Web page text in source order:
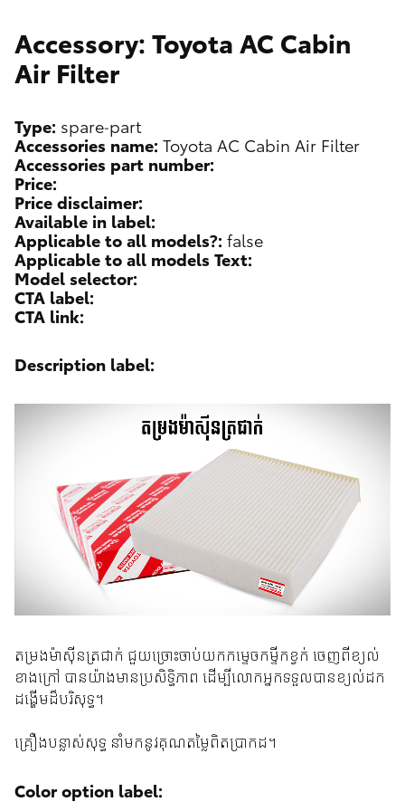
Accessory: Toyota AC Cabin
Air Filter
Type: spare-part
Accessories name: Toyota AC Cabin Air Filter
Accessories part number:
Price:
Price disclaimer:
Available in label:
Applicable to all models?: false
Applicable to all models Text:
Model selector:
CTA label:
CTA link:
Description label:
តម្រងម៉ាស៊ីនត្រជាក់ ជួយច្រោះចាប់យកកម្ទេចកម្ទីកខ្វក់ ចេញពីខ្យល់
ខាងក្រៅ បានយ៉ាងមានប្រសិទ្ធិភាព ដើម្បីលោកអ្នកទទួលបានខ្យល់ដក
ដង្ហើមដ៏បរិសុទ្ធ។
គ្រឿងបន្លាស់សុទ្ធ នាំមកនូវគុណតម្លៃពិតប្រាកដ។
Color option label: